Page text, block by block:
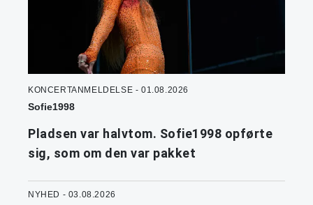
KONCERTANMELDELSE - 01.08.2026
Sofie1998
Pladsen var halvtom. Sofie1998 opførte
sig, som om den var pakket
NYHED - 03.08.2026